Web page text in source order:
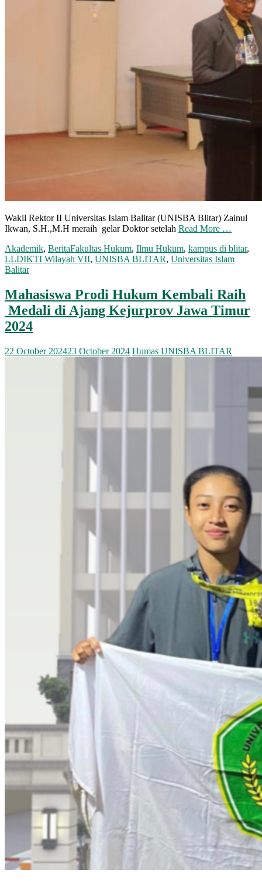
Wakil Rektor II Universitas Islam Balitar (UNISBA Blitar) Zainul
Ikwan, S.H.,M.H meraih gelar Doktor setelah Read More …
Akademik, BeritaFakultas Hukum, Ilmu Hukum, kampus di blitar,
LLDIKTI Wilayah VII, UNISBA BLITAR, Universitas Islam
Balitar
Mahasiswa Prodi Hukum Kembali Raih
Medali di Ajang Kejurprov Jawa Timur
2024
22 October 202423 October 2024 Humas UNISBA BLITAR